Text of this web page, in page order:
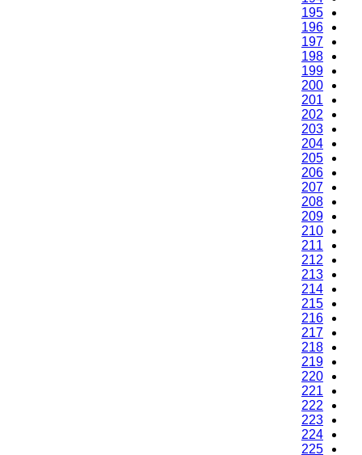
195
196
197
198
199
200
201
202
203
204
205
206
207
208
209
210
211
212
213
214
215
216
217
218
219
220
221
222
223
224
225